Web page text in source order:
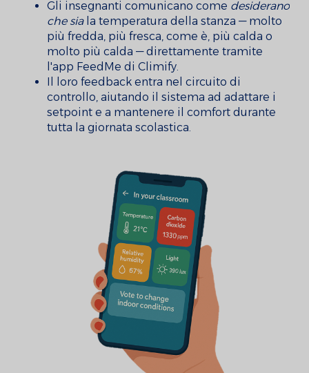
Gli insegnanti comunicano come desiderano
che siala temperatura della stanza — molto
più fredda, più fresca, come è, più calda o
molto più calda — direttamente tramite
l'app FeedMe di Climify.
Il loro feedback entra nel circuito di
controllo, aiutando il sistema ad adattare i
setpoint e a mantenere il comfort durante
tutta la giornata scolastica.